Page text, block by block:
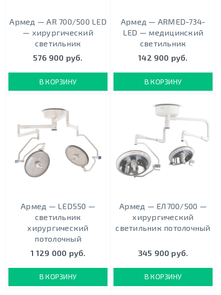
Армед — AR 700/500 LED
— хирургический
светильник
576 900 руб.
В КОРЗИНУ
Армед — ARMED-734-
LED — медицинский
светильник
142 900 руб.
В КОРЗИНУ
Армед — LED550 —
светильник
хирургический
потолочный
1 129 000 руб.
В КОРЗИНУ
Армед — ЕЛ700/500 —
хирургический
светильник потолочный
345 900 руб.
В КОРЗИНУ